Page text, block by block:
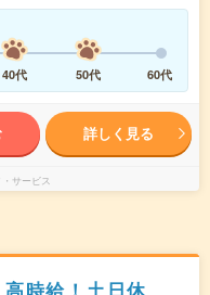
40代 50代 60代
詳しく見る
サービス
時給！土日休